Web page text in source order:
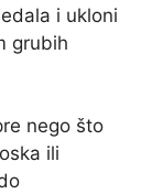
i ukloni
grubih
nego što
ili